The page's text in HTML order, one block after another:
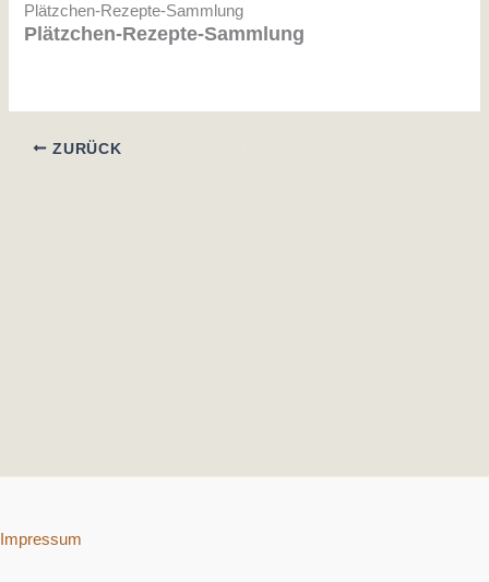
Plätzchen-Rezepte-Sammlung
Plätzchen-Rezepte-Sammlung
ZURÜCK
Impressum